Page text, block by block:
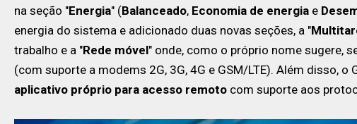
na seção "Energia" (Balanceado, Economia de energia e
energia do sistema e adicionado duas novas seções, a "
trabalho e a "Rede móvel" onde, como o próprio nome sugere,
(com suporte a modems 2G, 3G, 4G e GSM/LTE). Além disso, o
aplicativo próprio para acesso remoto com suporte aos